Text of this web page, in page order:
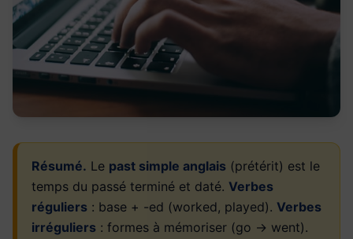
Résumé. Le past simple anglais (prétérit) est le
temps du passé terminé et daté. Verbes
réguliers : base + -ed (worked, played). Verbes
irréguliers : formes à mémoriser (go → went).